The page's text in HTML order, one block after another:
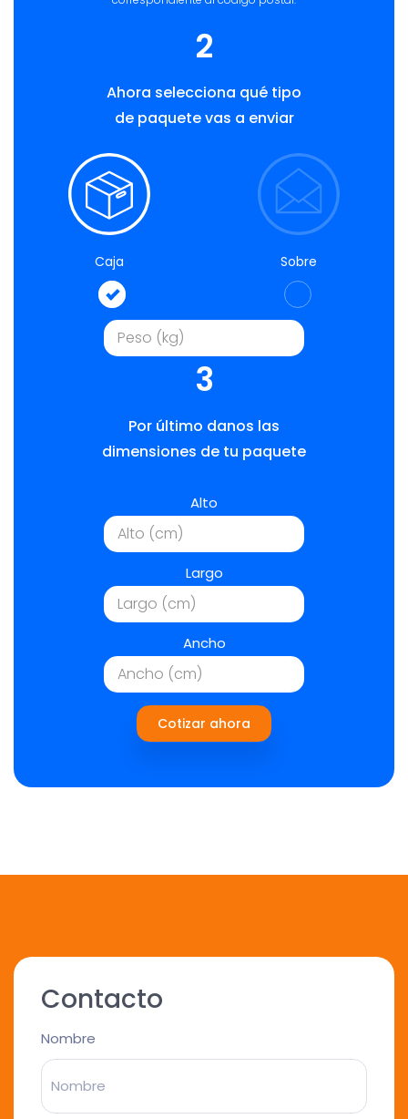
2
Ahora selecciona qué tipo
de paquete vas a enviar
Caja Sobre
3
Por último danos las
dimensiones de tu paquete
Alto
Largo
Ancho
Cotizar ahora
Contacto
Nombre